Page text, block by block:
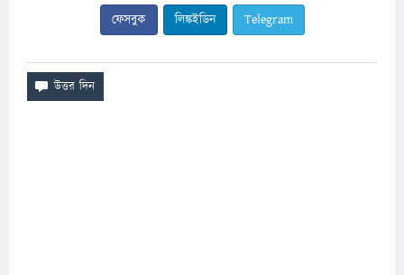
ফেসবুক লিঙ্কইডিন Telegram